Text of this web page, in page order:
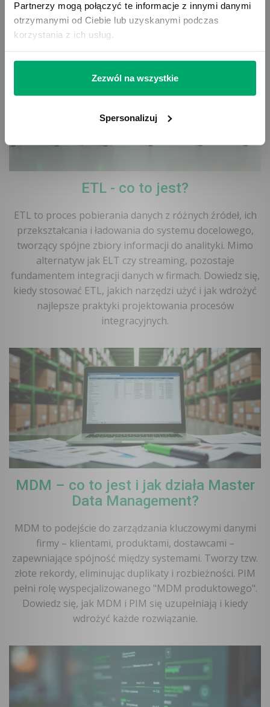
Partnerzy mogą połączyć te informacje z innymi danymi
otrzymanymi od Ciebie lub uzyskanymi podczas
korzystania z ich usług.
Zezwól na wszystkie
Spersonalizuj
i skalowalność oferty we wszystkich kanałach
sprzedaży.
ETL - co to jest?
ETL to proces pobierania danych z różnych źródeł, ich
przekształcania i ładowania do systemu docelowego,
tworzący spójne zbiory informacji do analityki. Mimo
alternatyw jak ELT czy streaming, pozostaje
fundamentem integracji danych w firmach. Dowiedz się,
kiedy stosować ETL, jakich narzędzi użyć i jak wdrożyć
najlepsze praktyki projektowania procesów
integracyjnych.
MDM – co to jest i jak działa Master
Data Management?
MDM to podejście do zarządzania kluczowymi danymi
firmy – klientami, produktami, dostawcami –
zapewniające spójność między systemami. Tworzy tzw.
złote rekordy, eliminując duplikaty i rozbieżności. PIM
pełni rolę wyspecjalizowanego "MDM produktowego".
Dowiedz się, jak MDM i PIM się uzupełniają i kiedy
wdrożyć każde rozwiązanie.